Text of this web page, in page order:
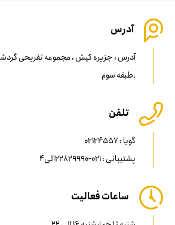
آدرس
آدرس : جزیره کیش ، مجموعه تفریحی
،طبقه سوم
تلفن
گویا : 02124557
پشتیبانی : 021-22829990الی4
ساعات فعالیت